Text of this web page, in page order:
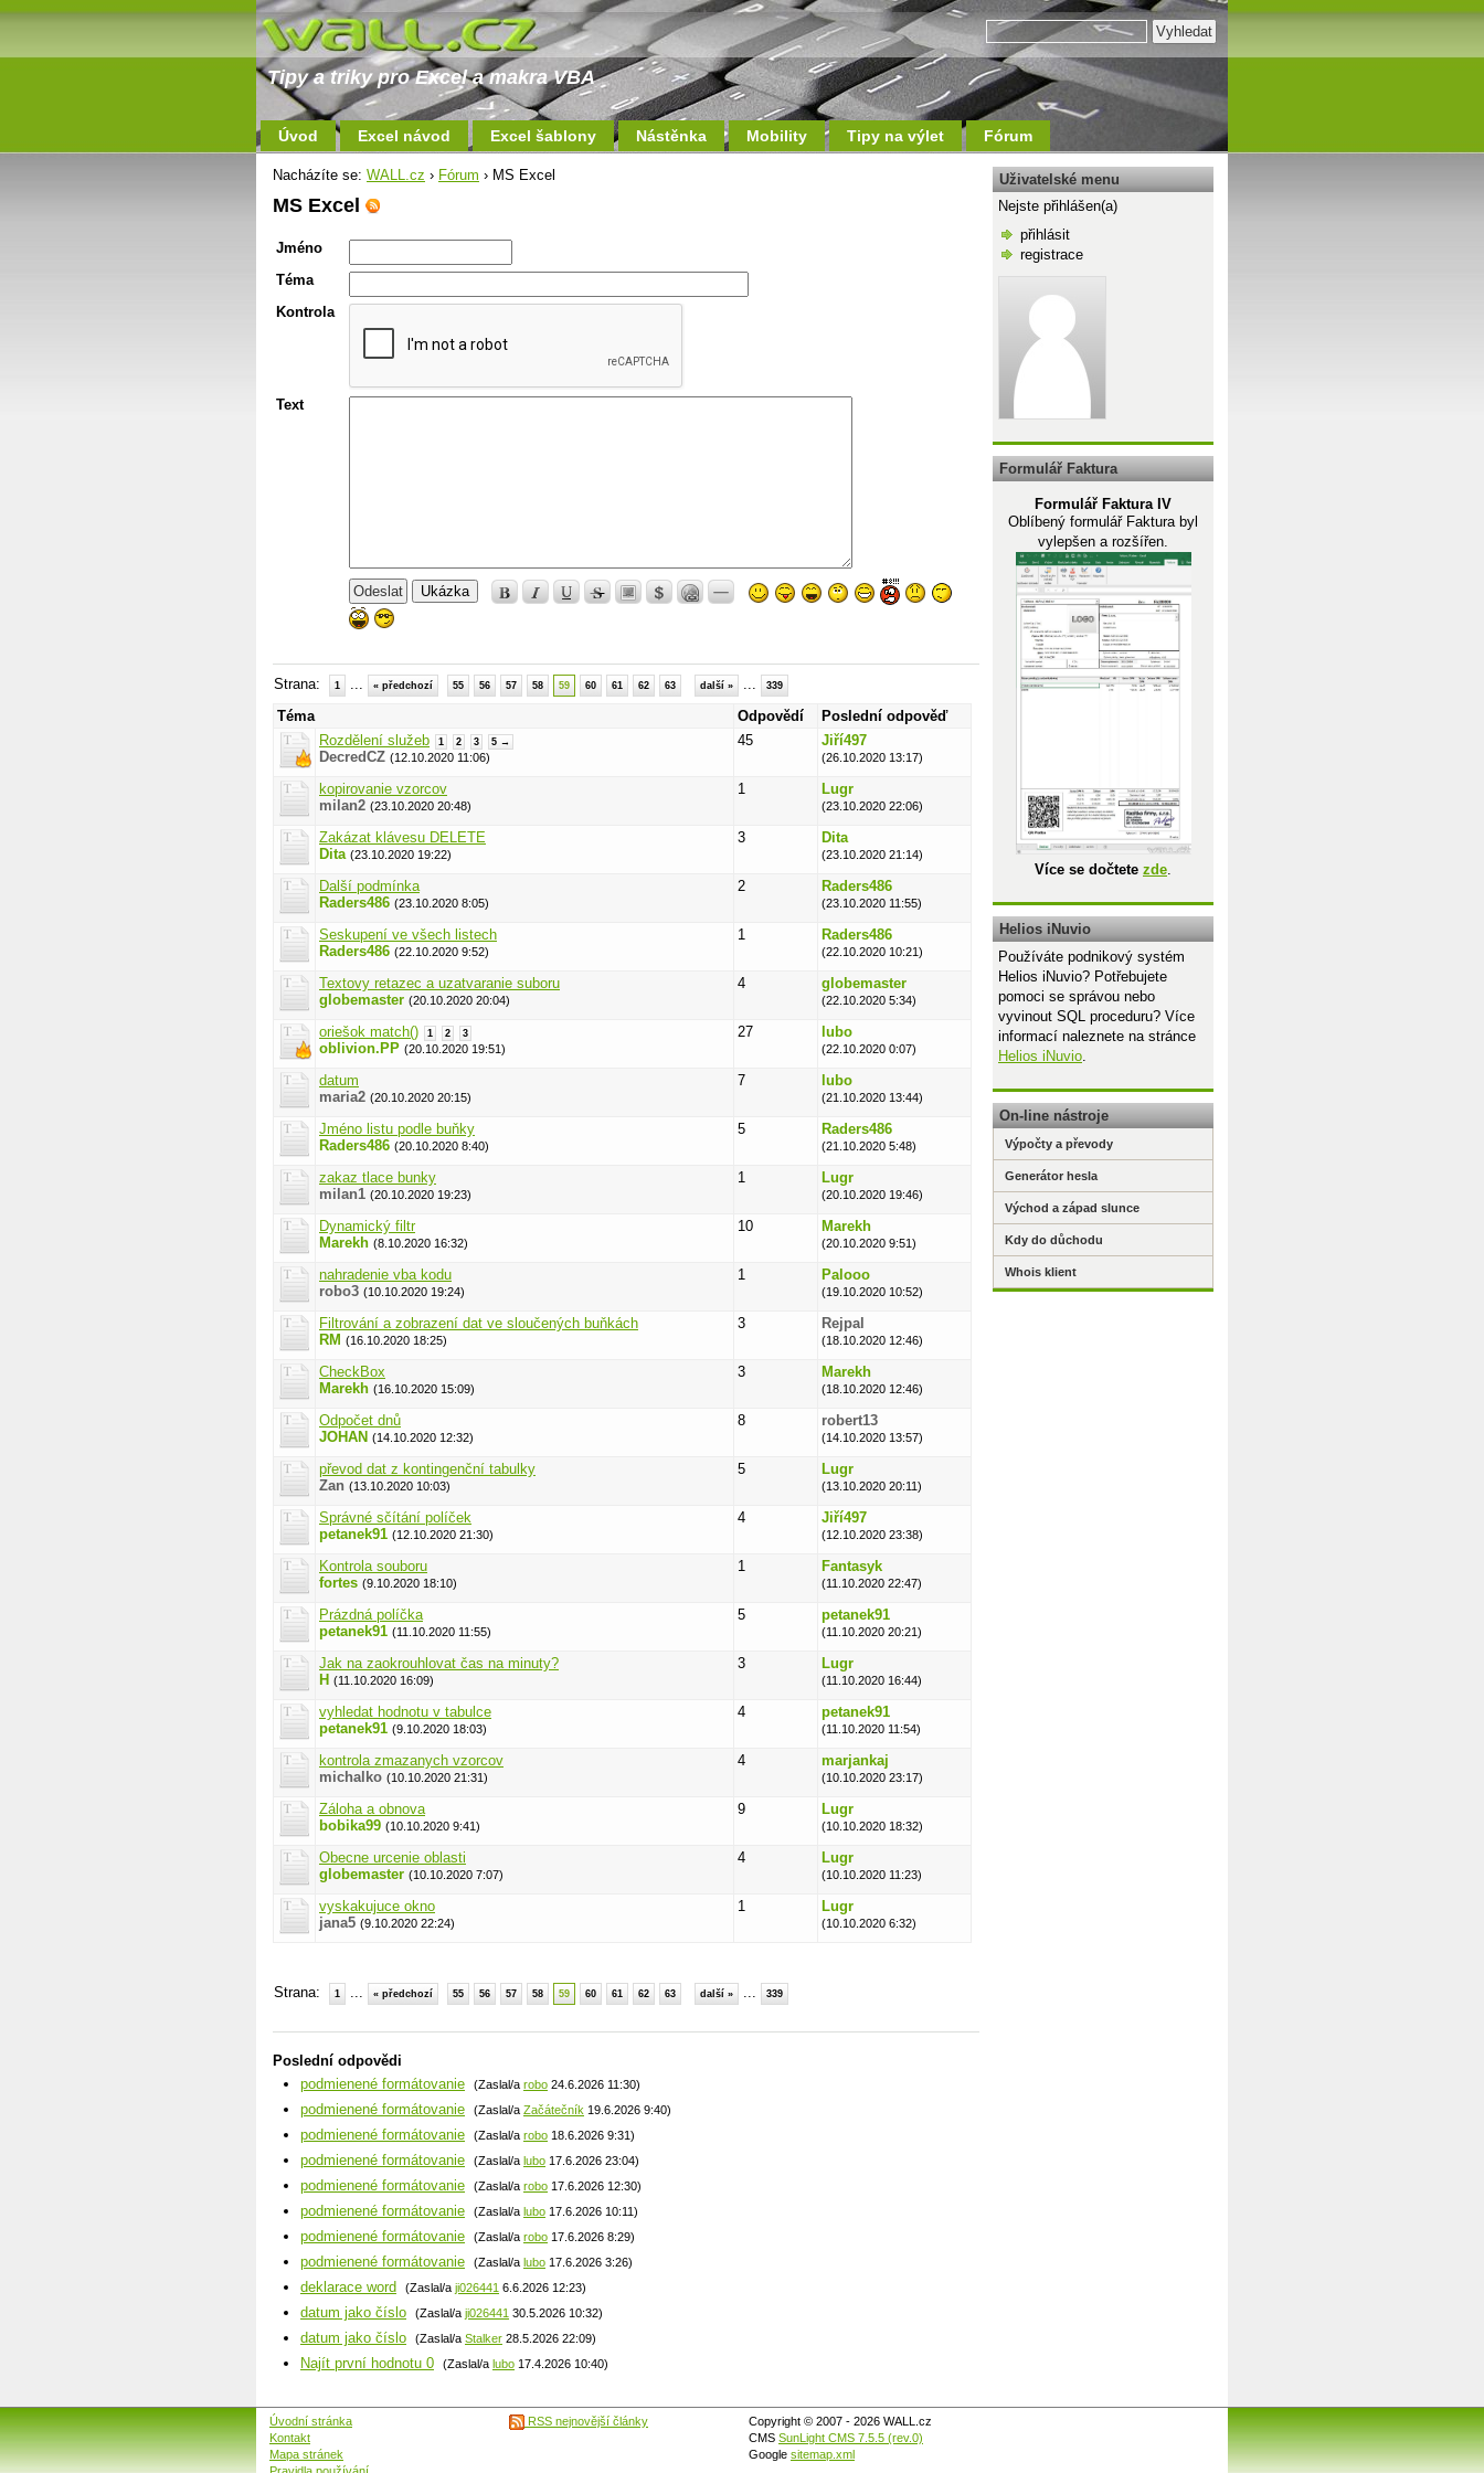
Tipy a triky pro Excel a makra VBA
Úvod Excel návod Excel šablony Nástěnka Mobility Tipy na výlet Fórum
Nacházíte se: WALL.cz › Fórum › MS Excel
MS Excel
Jméno
Téma
Kontrola
Text
Ukázka
Strana: 1 ... « předchozí 55 56 57 58 59 60 61 62 63 další » ... 339
Téma Odpovědí
Poslední odpověď
Rozdělení služeb
1 2 3 5 →
DecredCZ (12.10.2020 11:06)
45 Jiří497
(26.10.2020 13:17)
kopirovanie vzorcov
milan2 (23.10.2020 20:48)
1 Lugr
(23.10.2020 22:06)
Zakázat klávesu DELETE
Dita (23.10.2020 19:22)
3 Dita
(23.10.2020 21:14)
Další podmínka
Raders486 (23.10.2020 8:05)
2 Raders486
(23.10.2020 11:55)
Seskupení ve všech listech
Raders486 (22.10.2020 9:52)
1 Raders486
(22.10.2020 10:21)
Textovy retazec a uzatvaranie suboru
globemaster (20.10.2020 20:04)
4 globemaster
(22.10.2020 5:34)
oriešok match() 1 2 3
oblivion.PP (20.10.2020 19:51)
27 lubo
(22.10.2020 0:07)
datum
maria2 (20.10.2020 20:15)
7 lubo
(21.10.2020 13:44)
Jméno listu podle buňky
Raders486 (20.10.2020 8:40)
5 Raders486
(21.10.2020 5:48)
zakaz tlace bunky
milan1 (20.10.2020 19:23)
1 Lugr
(20.10.2020 19:46)
Dynamický filtr
Marekh (8.10.2020 16:32)
10 Marekh
(20.10.2020 9:51)
nahradenie vba kodu
robo3 (10.10.2020 19:24)
1 Palooo
(19.10.2020 10:52)
Filtrování a zobrazení dat ve sloučených buňkách
RM (16.10.2020 18:25)
3 Rejpal
(18.10.2020 12:46)
CheckBox
Marekh (16.10.2020 15:09)
3 Marekh
(18.10.2020 12:46)
Odpočet dnů
JOHAN (14.10.2020 12:32)
8 robert13
(14.10.2020 13:57)
převod dat z kontingenční tabulky
Zan (13.10.2020 10:03)
5 Lugr
(13.10.2020 20:11)
Správné sčítání políček
petanek91 (12.10.2020 21:30)
4 Jiří497
(12.10.2020 23:38)
Kontrola souboru
fortes (9.10.2020 18:10)
1 Fantasyk
(11.10.2020 22:47)
Prázdná políčka
petanek91 (11.10.2020 11:55)
5 petanek91
(11.10.2020 20:21)
Jak na zaokrouhlovat čas na minuty?
H (11.10.2020 16:09)
3 Lugr
(11.10.2020 16:44)
vyhledat hodnotu v tabulce
petanek91 (9.10.2020 18:03)
4 petanek91
(11.10.2020 11:54)
kontrola zmazanych vzorcov
michalko (10.10.2020 21:31)
4 marjankaj
(10.10.2020 23:17)
Záloha a obnova
bobika99 (10.10.2020 9:41)
9 Lugr
(10.10.2020 18:32)
Obecne urcenie oblasti
globemaster (10.10.2020 7:07)
4 Lugr
(10.10.2020 11:23)
vyskakujuce okno
jana5 (9.10.2020 22:24)
1 Lugr
(10.10.2020 6:32)
Strana: 1 ... « předchozí 55 56 57 58 59 60 61 62 63 další » ... 339
Poslední odpovědi
podmienené formátovanie
(Zaslal/a robo 24.6.2026 11:30)
podmienené formátovanie (Zaslal/a Začátečník 19.6.2026 9:40)
podmienené formátovanie (Zaslal/a robo 18.6.2026 9:31)
podmienené formátovanie (Zaslal/a lubo 17.6.2026 23:04)
podmienené formátovanie (Zaslal/a robo 17.6.2026 12:30)
podmienené formátovanie (Zaslal/a lubo 17.6.2026 10:11)
podmienené formátovanie (Zaslal/a robo 17.6.2026 8:29)
podmienené formátovanie (Zaslal/a lubo 17.6.2026 3:26)
deklarace word (Zaslal/a ji026441 6.6.2026 12:23)
datum jako číslo (Zaslal/a ji026441 30.5.2026 10:32)
datum jako číslo (Zaslal/a Stalker 28.5.2026 22:09)
Najít první hodnotu 0 (Zaslal/a lubo 17.4.2026 10:40)
Uživatelské menu
Nejste přihlášen(a)
přihlásit
registrace
Formulář Faktura
Formulář Faktura IV
Oblíbený formulář Faktura byl
vylepšen a rozšířen.
Více se dočtete zde.
Helios iNuvio
Používáte podnikový systém
Helios iNuvio? Potřebujete
pomoci se správou nebo
vyvinout SQL proceduru? Více
informací naleznete na stránce
Helios iNuvio.
On-line nástroje
Výpočty a převody
Generátor hesla
Východ a západ slunce
Kdy do důchodu
Whois klient
Úvodní stránka
Kontakt
Mapa stránek
RSS nejnovější články
Copyright © 2007 - 2026 WALL.cz
CMS SunLight CMS 7.5.5 (rev.0)
Google sitemap.xml